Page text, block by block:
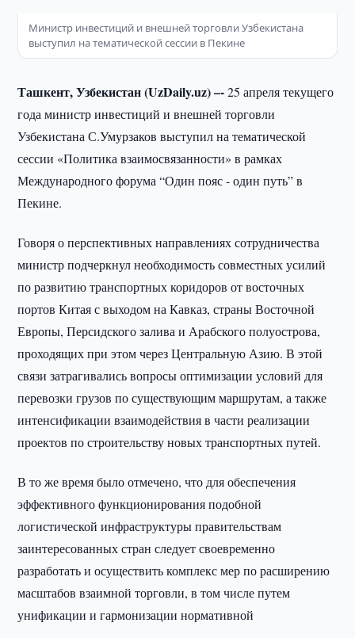
Министр инвестиций и внешней торговли Узбекистана
выступил на тематической сессии в Пекине
Ташкент, Узбекистан (UzDaily.uz) –-25 апреля текущего
года министр инвестиций и внешней торговли
Узбекистана С.Умурзаков выступил на тематической
сессии «Политика взаимосвязанности» в рамках
Международного форума “Один пояс - один путь” в
Пекине.
Говоря о перспективных направлениях сотрудничества
министр подчеркнул необходимость совместных усилий
по развитию транспортных коридоров от восточных
портов Китая с выходом на Кавказ, страны Восточной
Европы, Персидского залива и Арабского полуострова,
проходящих при этом через Центральную Азию. В этой
связи затрагивались вопросы оптимизации условий для
перевозки грузов по существующим маршрутам, а также
интенсификации взаимодействия в части реализации
проектов по строительству новых транспортных путей.
В то же время было отмечено, что для обеспечения
эффективного функционирования подобной
логистической инфраструктуры правительствам
заинтересованных стран следует своевременно
разработать и осуществить комплекс мер по расширению
масштабов взаимной торговли, в том числе путем
унификации и гармонизации нормативной